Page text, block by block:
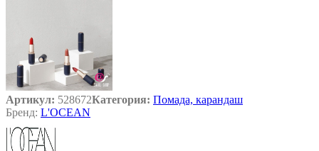
Артикул: 528672Категория: Помада, карандаш
Бренд: L'OCEAN